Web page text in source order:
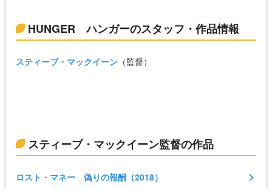
HUNGER ハンガーのスタッフ・作品情報
スティーブ・マックイーン （監督）
スティーブ・マックイーン監督の作品
ロスト・マネー 偽りの報酬（2018）